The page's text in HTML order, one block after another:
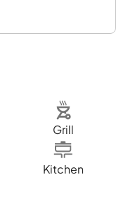
Grill
Kitchen